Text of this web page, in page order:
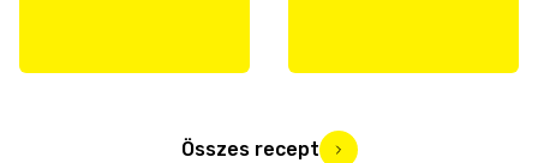
Összes recept